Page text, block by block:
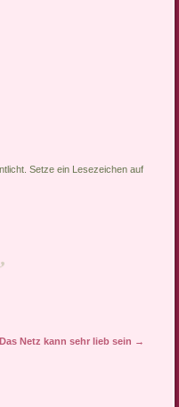
Setze ein Lesezeichen auf
Das Netz kann sehr lieb sein →